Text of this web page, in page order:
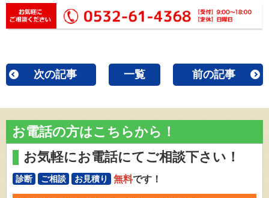
次の記事 一覧 前の記事
お電話の方はこちらから！
お気軽にお電話にてご相談下さい！
診断 ご相談 お見積り 無料です！